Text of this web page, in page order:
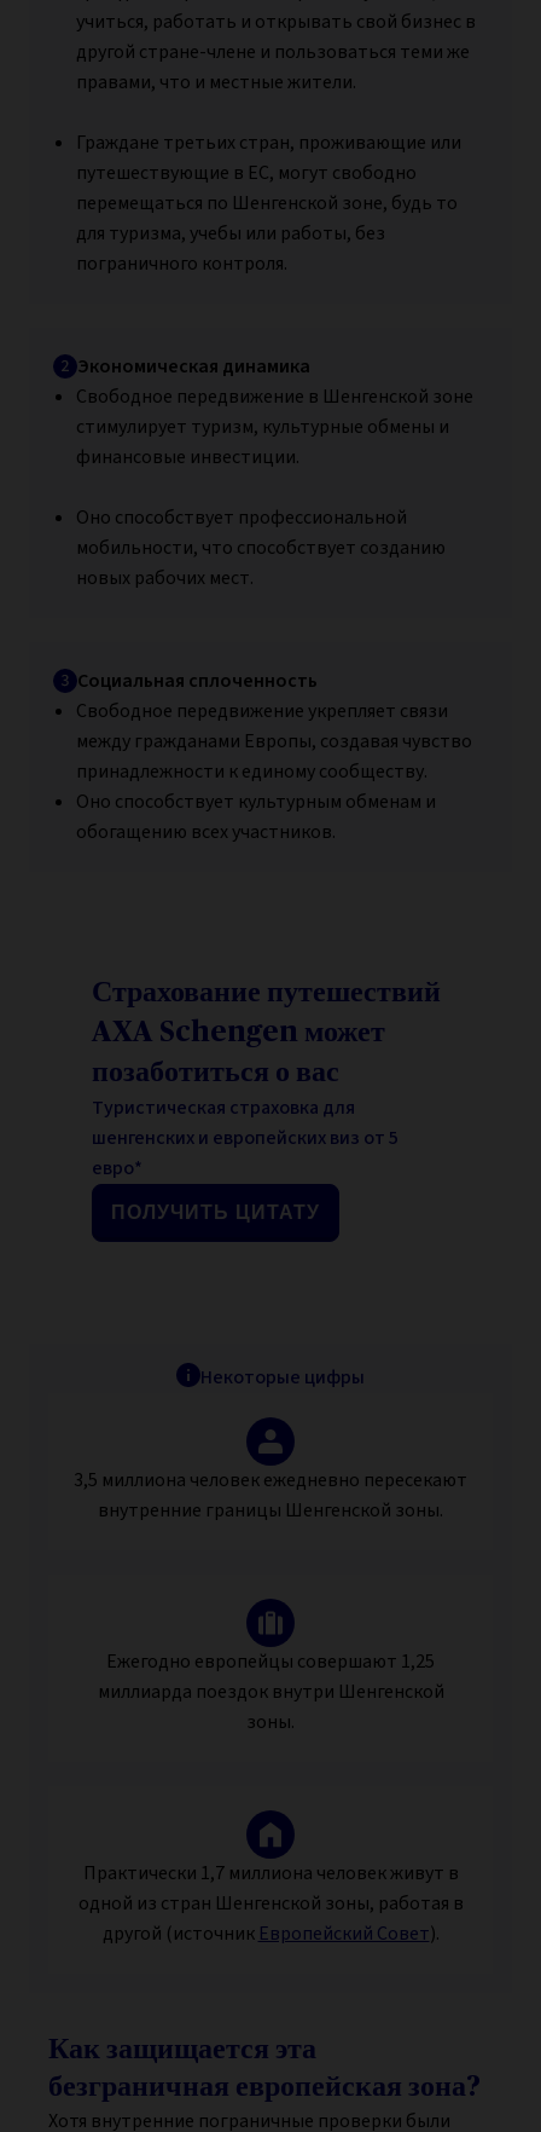
учиться, работать и открывать свой бизнес в
другой стране-члене и пользоваться теми же
правами, что и местные жители.
Граждане третьих стран, проживающие или
путешествующие в ЕС, могут свободно
перемещаться по Шенгенской зоне, будь то
для туризма, учебы или работы, без
пограничного контроля.
Экономическая динамика
Свободное передвижение в Шенгенской зоне
стимулирует туризм, культурные обмены и
финансовые инвестиции.
Оно способствует профессиональной
мобильности, что способствует созданию
новых рабочих мест.
Социальная сплоченность
Свободное передвижение укрепляет связи
между гражданами Европы, создавая чувство
принадлежности к единому сообществу.
Оно способствует культурным обменам и
обогащению всех участников.
Страхование путешествий
AXA Schengen может
позаботиться о вас
Туристическая страховка для
шенгенских и европейских виз от 5
евро*
ПОЛУЧИТЬ ЦИТАТУ
Некоторые цифры
3,5 миллиона человек ежедневно пересекают
внутренние границы Шенгенской зоны.
Ежегодно европейцы совершают 1,25
миллиарда поездок внутри Шенгенской
зоны.
Практически 1,7 миллиона человек живут в
одной из стран Шенгенской зоны, работая в
другой (источник Европейский Совет).
Как защищается эта
безграничная европейская зона?
Хотя внутренние пограничные проверки были